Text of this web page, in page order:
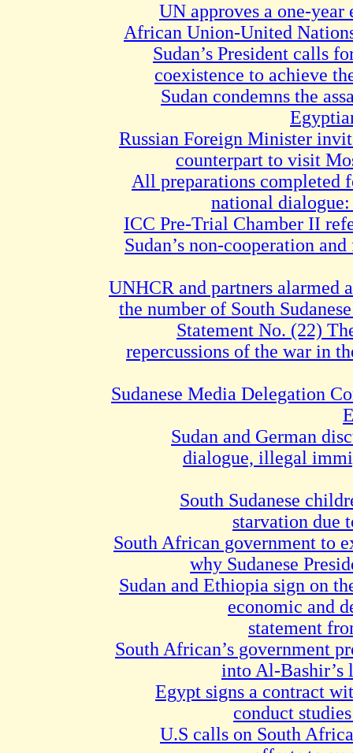
UN approves a one-year
African Union-United
Sudan’s President calls
coexistence to achieve
Sudan condemns the
Russian Foreign Minister
counterpart to visit
All preparations completed
national
ICC Pre-Trial Chamber II
Sudan’s non-cooperation
UNHCR and partners alarmed
the number of South
Statement No. (22)
repercussions of the war in
Sudanese Media Delegation
Sudan and German
dialogue, illegal
250,000 South Sudanese
starvation due
South African government to
why Sudanese
Sudan and Ethiopia sign on
economic and
statement
South African’s government
into Al-Bashir’s
Egypt signs a contract
conduct
U.S calls on South